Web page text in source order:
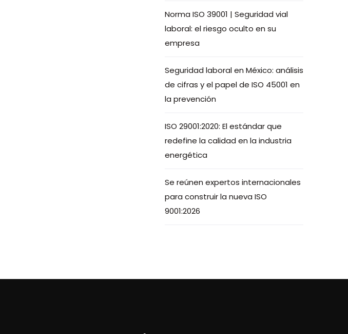
Norma ISO 39001 | Seguridad vial
laboral: el riesgo oculto en su
empresa
Seguridad laboral en México: análisis
de cifras y el papel de ISO 45001 en
la prevención
ISO 29001:2020: El estándar que
redefine la calidad en la industria
energética
Se reúnen expertos internacionales
para construir la nueva ISO
9001:2026